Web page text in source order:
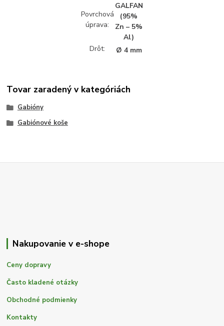
Povrchová
úprava:
GALFAN
(95%
Zn – 5%
Al)
Drôt:
Ø 4 mm
Tovar zaradený v kategóriách
Gabióny
Gabiónové koše
Nakupovanie v e-shope
Ceny dopravy
Často kladené otázky
Obchodné podmienky
Kontakty